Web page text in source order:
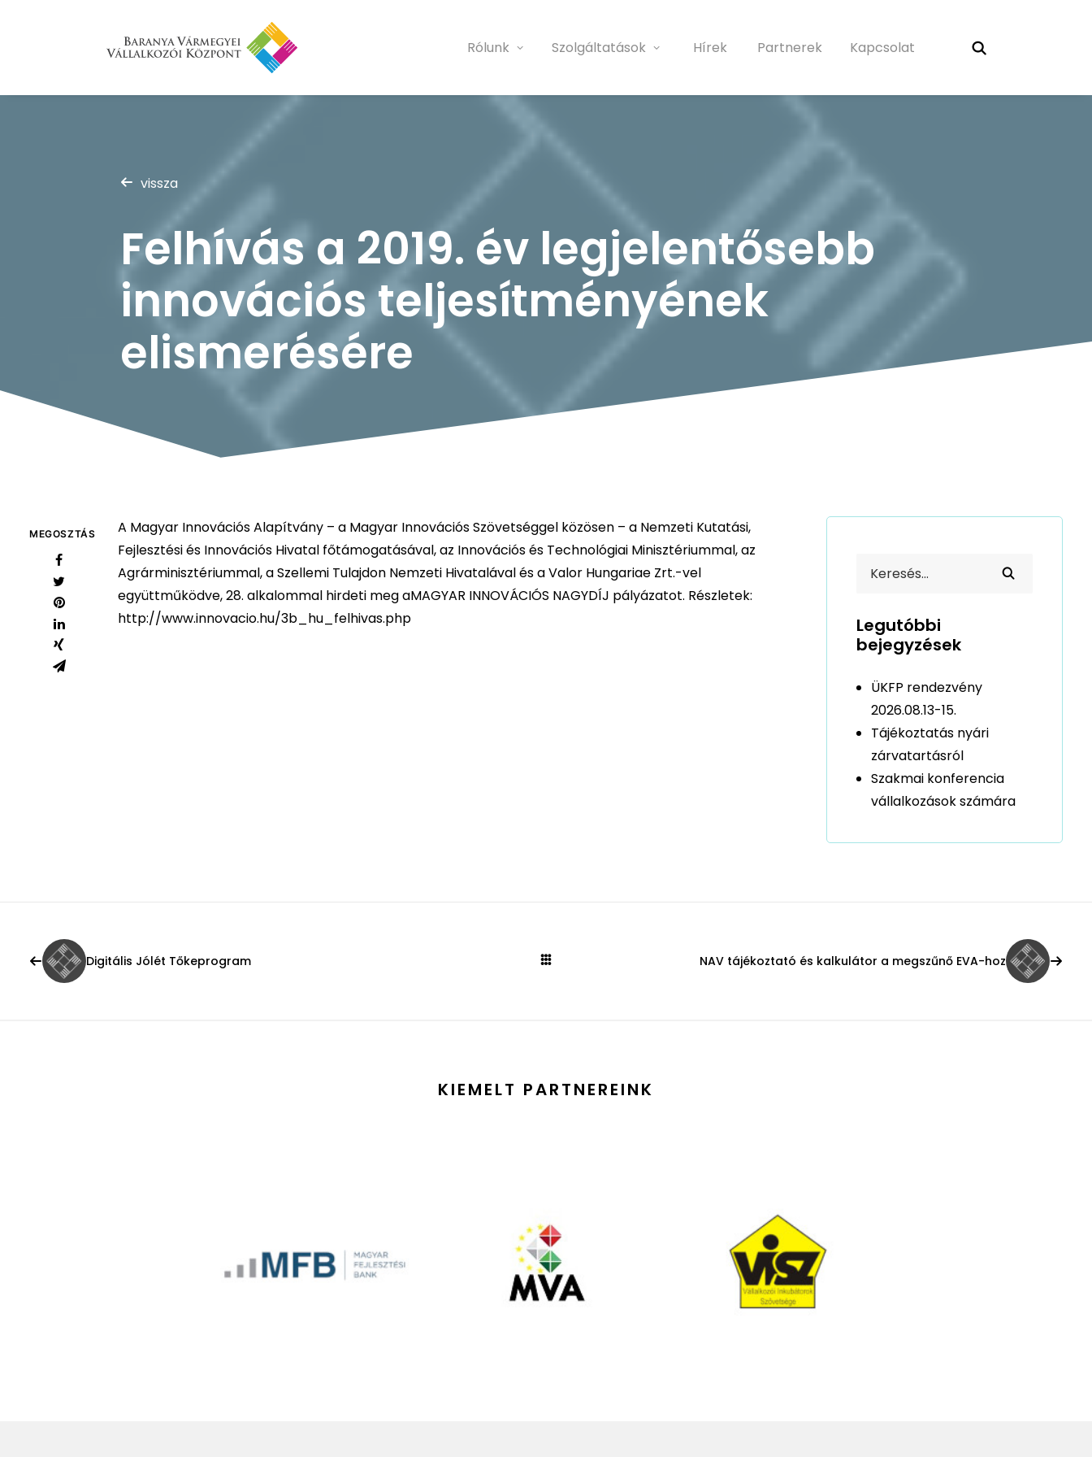
Rólunk Szolgáltatások Hírek Partnerek Kapcsolat
vissza
Felhívás a 2019. év legjelentősebb
innovációs teljesítményének
elismerésére
MEGOSZTÁS
A Magyar Innovációs Alapítvány – a Magyar Innovációs Szövetséggel közösen – a Nemzeti Kutatási,
Fejlesztési és Innovációs Hivatal főtámogatásával, az Innovációs és Technológiai Minisztériummal, az
Agrárminisztériummal, a Szellemi Tulajdon Nemzeti Hivatalával és a Valor Hungariae Zrt.-vel
együttműködve, 28. alkalommal hirdeti meg aMAGYAR INNOVÁCIÓS NAGYDÍJ pályázatot. Részletek:
http://www.innovacio.hu/3b_hu_felhivas.php
Legutóbbi
bejegyzések
ÜKFP rendezvény
2026.08.13-15.
Tájékoztatás nyári
zárvatartásról
Szakmai konferencia
vállalkozások számára
Digitális Jólét Tőkeprogram NAV tájékoztató és kalkulátor a megszűnő EVA-hoz
KIEMELT PARTNEREINK